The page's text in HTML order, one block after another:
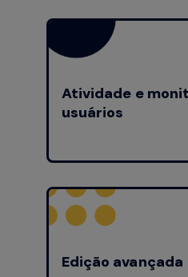
Atividade e
usuários
Edição avançada